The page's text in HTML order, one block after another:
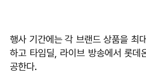
행사 기간에는 각 브랜드 상품을 최
하고 타임딜, 라이브 방송에서 롯데
공한다.